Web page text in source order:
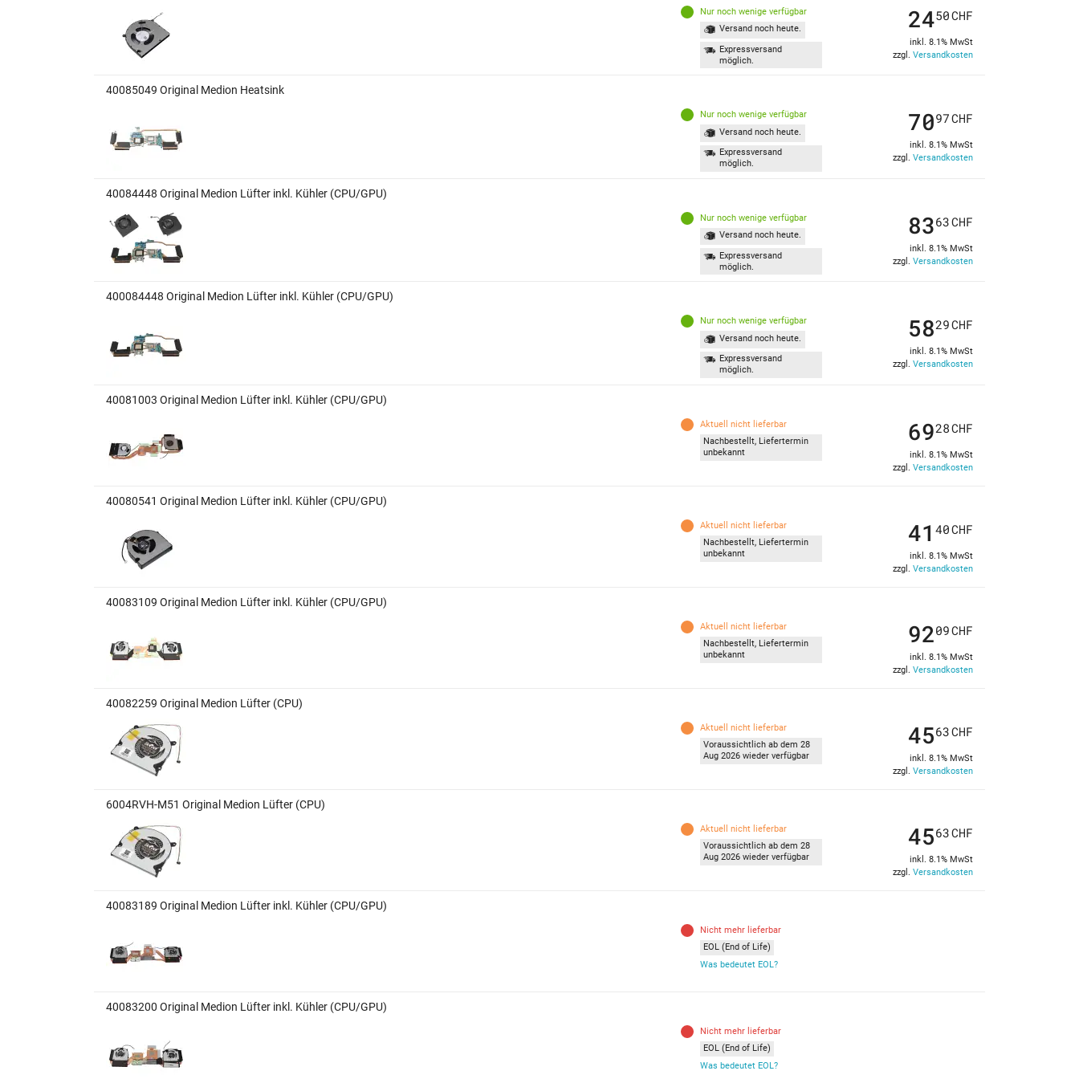
Nur noch wenige verfügbar
Versand noch heute.
Expressversand
möglich.
2450CHF
inkl. 8.1% MwSt
zzgl. Versandkosten
40085049 Original Medion Heatsink
Nur noch wenige verfügbar
Versand noch heute.
Expressversand
möglich.
7097CHF
inkl. 8.1% MwSt
zzgl. Versandkosten
40084448 Original Medion Lüfter inkl. Kühler (CPU/GPU)
Nur noch wenige verfügbar
Versand noch heute.
Expressversand
möglich.
8363CHF
inkl. 8.1% MwSt
zzgl. Versandkosten
400084448 Original Medion Lüfter inkl. Kühler (CPU/GPU)
Nur noch wenige verfügbar
Versand noch heute.
Expressversand
möglich.
5829CHF
inkl. 8.1% MwSt
zzgl. Versandkosten
40081003 Original Medion Lüfter inkl. Kühler (CPU/GPU)
Aktuell nicht lieferbar
Nachbestellt, Liefertermin
unbekannt
6928CHF
inkl. 8.1% MwSt
zzgl. Versandkosten
40080541 Original Medion Lüfter inkl. Kühler (CPU/GPU)
Aktuell nicht lieferbar
Nachbestellt, Liefertermin
unbekannt
4140CHF
inkl. 8.1% MwSt
zzgl. Versandkosten
40083109 Original Medion Lüfter inkl. Kühler (CPU/GPU)
Aktuell nicht lieferbar
Nachbestellt, Liefertermin
unbekannt
9209CHF
inkl. 8.1% MwSt
zzgl. Versandkosten
40082259 Original Medion Lüfter (CPU)
Aktuell nicht lieferbar
Voraussichtlich ab dem 28
Aug 2026 wieder verfügbar
4563CHF
inkl. 8.1% MwSt
zzgl. Versandkosten
6004RVH-M51 Original Medion Lüfter (CPU)
Aktuell nicht lieferbar
Voraussichtlich ab dem 28
Aug 2026 wieder verfügbar
4563CHF
inkl. 8.1% MwSt
zzgl. Versandkosten
40083189 Original Medion Lüfter inkl. Kühler (CPU/GPU)
Nicht mehr lieferbar
EOL (End of Life)
Was bedeutet EOL?
40083200 Original Medion Lüfter inkl. Kühler (CPU/GPU)
Nicht mehr lieferbar
EOL (End of Life)
Was bedeutet EOL?